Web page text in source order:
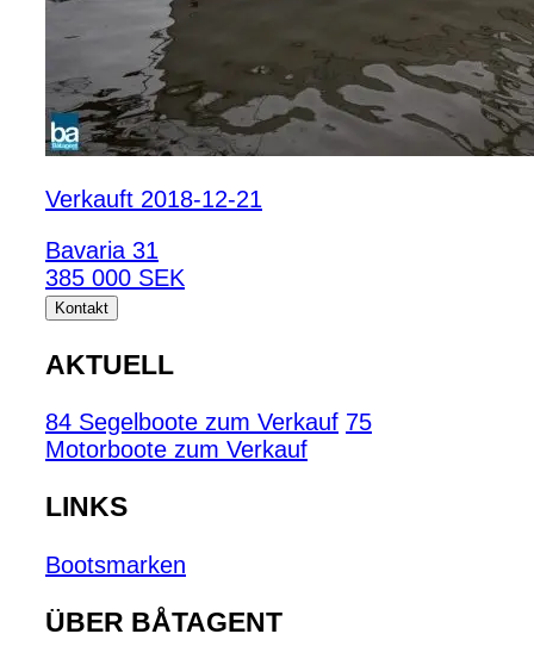
Verkauft 2018-12-21
Bavaria 31
385 000 SEK
Kontakt
AKTUELL
84 Segelboote zum Verkauf 75
Motorboote zum Verkauf
LINKS
Bootsmarken
ÜBER BÅTAGENT